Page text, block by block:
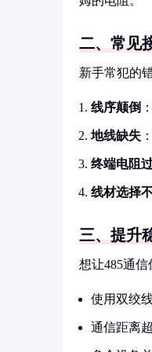
二、常见
新手常犯的
线序颠倒
地线缺失
终端电阻
线材选择
三、提升
想让485通
使用双绞
通信距离